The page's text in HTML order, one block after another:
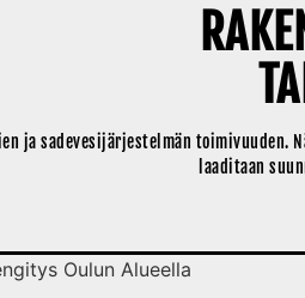
ja sadevesijärjestelmän toimivuuden.
laaditaan